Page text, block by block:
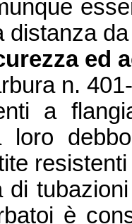
distanza
ed
n.
a
loro
di
è